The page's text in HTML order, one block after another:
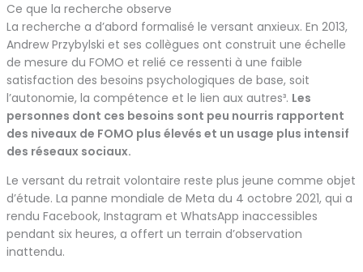
Ce que la recherche observe
La recherche a d’abord formalisé le versant anxieux. En 2013,
Andrew Przybylski et ses collègues ont construit une échelle
de mesure du FOMO et relié ce ressenti à une faible
satisfaction des besoins psychologiques de base, soit
l’autonomie, la compétence et le lien aux autres³. Les
personnes dont ces besoins sont peu nourris rapportent
des niveaux de FOMO plus élevés et un usage plus intensif
des réseaux sociaux.
Le versant du retrait volontaire reste plus jeune comme objet
d’étude. La panne mondiale de Meta du 4 octobre 2021, qui a
rendu Facebook, Instagram et WhatsApp inaccessibles
pendant six heures, a offert un terrain d’observation
inattendu.